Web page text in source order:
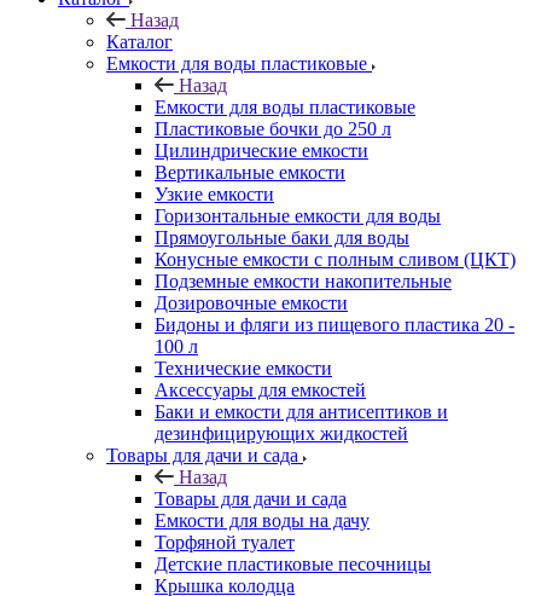
Назад
Каталог
Емкости для воды пластиковые
Назад
Емкости для воды пластиковые
Пластиковые бочки до 250 л
Цилиндрические емкости
Вертикальные емкости
Узкие емкости
Горизонтальные емкости для воды
Прямоугольные баки для воды
Конусные емкости с полным сливом (ЦКТ)
Подземные емкости накопительные
Дозировочные емкости
Бидоны и фляги из пищевого пластика 20 -
100 л
Технические емкости
Аксессуары для емкостей
Баки и емкости для антисептиков и
дезинфицирующих жидкостей
Товары для дачи и сада
Назад
Товары для дачи и сада
Емкости для воды на дачу
Торфяной туалет
Детские пластиковые песочницы
Крышка колодца